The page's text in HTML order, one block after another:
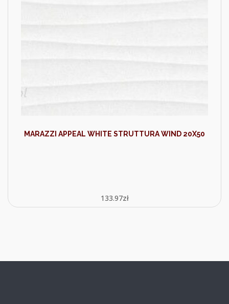
MARAZZI APPEAL WHITE STRUTTURA WIND 20X50
133.97zł